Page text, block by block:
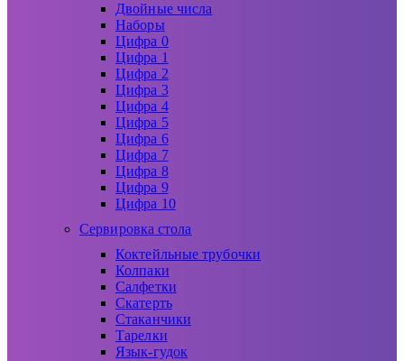
Двойные числа
Наборы
Цифра 0
Цифра 1
Цифра 2
Цифра 3
Цифра 4
Цифра 5
Цифра 6
Цифра 7
Цифра 8
Цифра 9
Цифра 10
Сервировка стола
Коктейльные трубочки
Колпаки
Салфетки
Скатерть
Стаканчики
Тарелки
Язык-гудок